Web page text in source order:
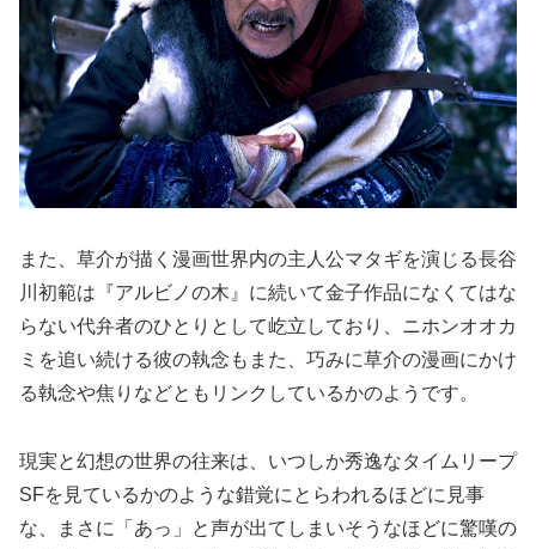
また、草介が描く漫画世界内の主人公マタギを演じる長谷
川初範は『アルビノの木』に続いて金子作品になくてはな
らない代弁者のひとりとして屹立しており、ニホンオオカ
ミを追い続ける彼の執念もまた、巧みに草介の漫画にかけ
る執念や焦りなどともリンクしているかのようです。
現実と幻想の世界の往来は、いつしか秀逸なタイムリープ
SFを見ているかのような錯覚にとらわれるほどに見事
な、まさに「あっ」と声が出てしまいそうなほどに驚嘆の